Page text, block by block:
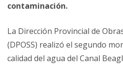
contaminación.
La Dirección Provincial de
(DPOSS) realizó el segundo
calidad del agua del Canal